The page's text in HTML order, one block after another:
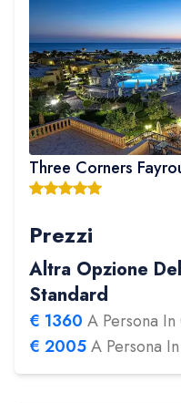
Three Corners
Prezzi
Altra Opzione
Standard
€ 1360 A Persona
€ 2005A Persona